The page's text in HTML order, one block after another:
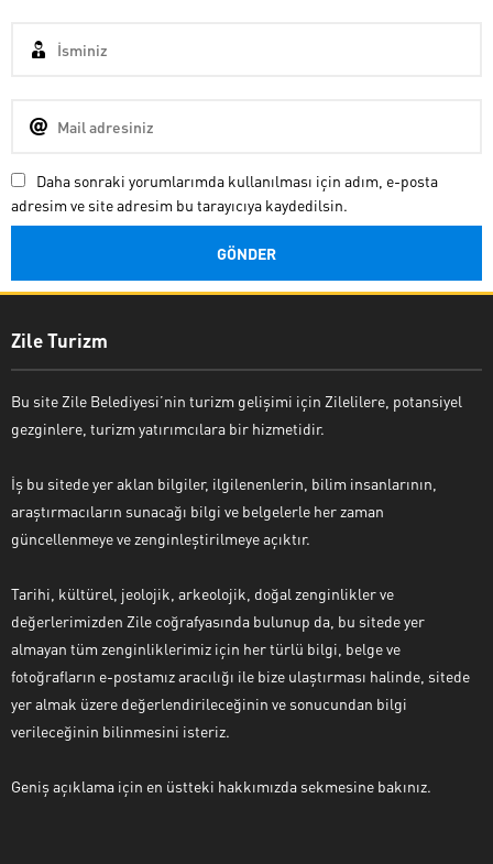
Daha sonraki yorumlarımda kullanılması için adım, e-posta
adresim ve site adresim bu tarayıcıya kaydedilsin.
Zile Turizm
Bu site Zile Belediyesi’nin turizm gelişimi için Zilelilere, potansiyel
gezginlere, turizm yatırımcılara bir hizmetidir.
İş bu sitede yer aklan bilgiler, ilgilenenlerin, bilim insanlarının,
araştırmacıların sunacağı bilgi ve belgelerle her zaman
güncellenmeye ve zenginleştirilmeye açıktır.
Tarihi, kültürel, jeolojik, arkeolojik, doğal zenginlikler ve
değerlerimizden Zile coğrafyasında bulunup da, bu sitede yer
almayan tüm zenginliklerimiz için her türlü bilgi, belge ve
fotoğrafların e-postamız aracılığı ile bize ulaştırması halinde, sitede
yer almak üzere değerlendirileceğinin ve sonucundan bilgi
verileceğinin bilinmesini isteriz.
Geniş açıklama için en üstteki hakkımızda sekmesine bakınız.